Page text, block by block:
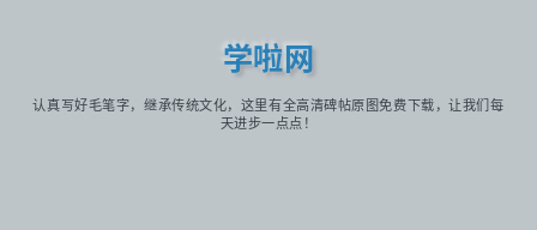
学啦网
认真写好毛笔字，继承传统文化，这里有全高清碑帖原图免费下载，让我们每
天进步一点点！